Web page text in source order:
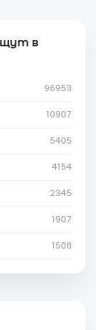
в
96953
10907
5405
4154
2345
1907
1508